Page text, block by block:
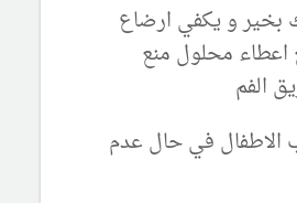
بخير و يكفي ارضاع
اعطاء محلول منع
الفم
الاطفال في حال عدم